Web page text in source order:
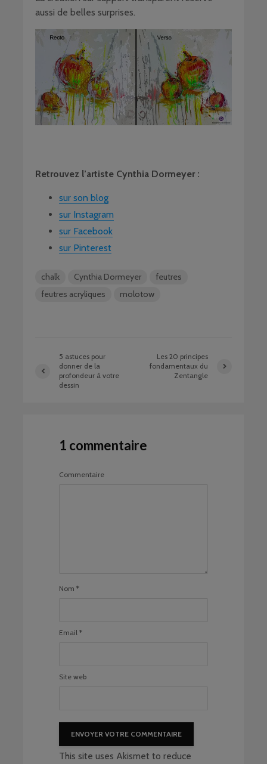
aussi de belles surprises.
Retrouvez l’artiste Cynthia Dormeyer :
sur son blog
sur Instagram
sur Facebook
sur Pinterest
chalk Cynthia Dormeyer
feutres
feutres acryliques
molotow
5 astuces pour
donner de la
profondeur à votre
dessin
Les 20 principes
fondamentaux du
Zentangle
1 commentaire
Commentaire
Nom *
Email *
Site web
This site uses Akismet to reduce